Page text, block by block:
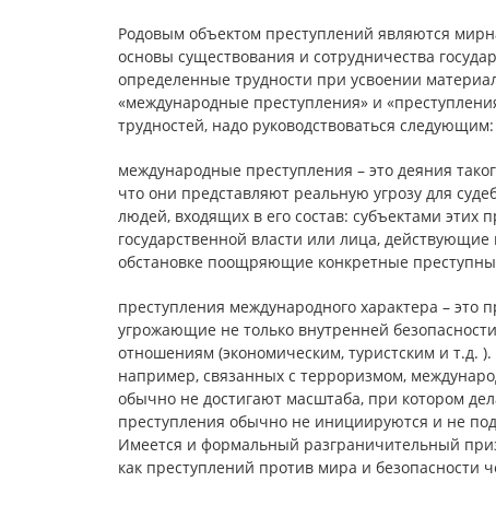
Родовым объектом преступлений являются
основы существования и сотрудничества
определенные трудности при усвоении
«международные преступления» и
трудностей, надо руководствоваться следующим:
международные преступления – это деяния
что они представляют реальную угрозу для
людей, входящих в его состав: субъектами этих
государственной власти или лица,
обстановке поощряющие конкретные
преступления международного характера – это
угрожающие не только внутренней
отношениям (экономическим, туристским и т.д.
например, связанных с терроризмом,
обычно не достигают масштаба, при котором
преступления обычно не инициируются и не
Имеется и формальный разграничительный
как преступлений против мира и безопасности